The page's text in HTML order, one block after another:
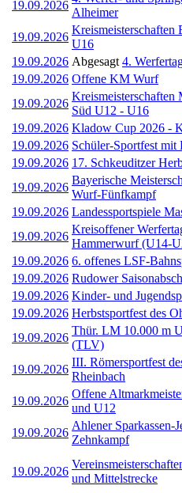
19.09.2026
Alheimer
19.09.2026
Kreismeisterschaften
U16
19.09.2026 Abgesagt 4.
19.09.2026 Offene KM Wurf
19.09.2026
Kreismeisterschaften
Süd U12 - U16
19.09.2026 Kladow Cup 2026 -
19.09.2026 Schüler-Sportfest mit
19.09.2026 17. Schkeuditzer
19.09.2026
Bayerische
Wurf-Fünfkampf
19.09.2026 Landessportspiele
19.09.2026
Kreisoffener
Hammerwurf (U14-
19.09.2026 6. offenes LSF-
19.09.2026 Rudower
19.09.2026 Kinder- und
19.09.2026 Herbstsportfest des
19.09.2026
Thür. LM 10.000 m
(TLV)
19.09.2026
III. Römersportfest
Rheinbach
19.09.2026
Offene
und U12
19.09.2026
Ahlener Sparkassen-
Zehnkampf
19.09.2026
und Mittelstrecke